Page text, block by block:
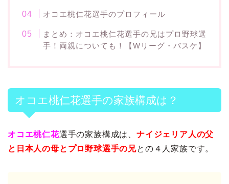
オコエ桃仁花選手のプロフィール
まとめ：オコエ桃仁花選手の兄はプロ野球選
手！両親についても！【Wリーグ・バスケ】
オコエ桃仁花選手の家族構成は？
オコエ桃仁花選手の家族構成は、ナイジェリア人の父
と日本人の母とプロ野球選手の兄との４人家族です。